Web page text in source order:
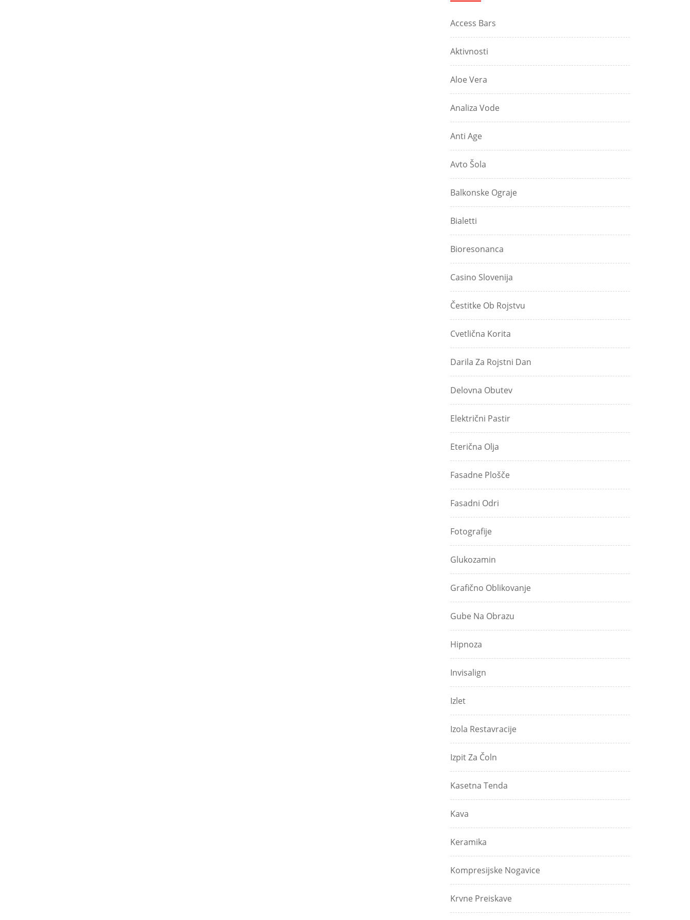
Access Bars
Aktivnosti
Aloe Vera
Analiza Vode
Anti Age
Avto Šola
Balkonske Ograje
Bialetti
Bioresonanca
Casino Slovenija
Čestitke Ob Rojstvu
Cvetlična Korita
Darila Za Rojstni Dan
Delovna Obutev
Električni Pastir
Eterična Olja
Fasadne Plošče
Fasadni Odri
Fotografije
Glukozamin
Grafično Oblikovanje
Gube Na Obrazu
Hipnoza
Invisalign
Izlet
Izola Restavracije
Izpit Za Čoln
Kasetna Tenda
Kava
Keramika
Kompresijske Nogavice
Krvne Preiskave